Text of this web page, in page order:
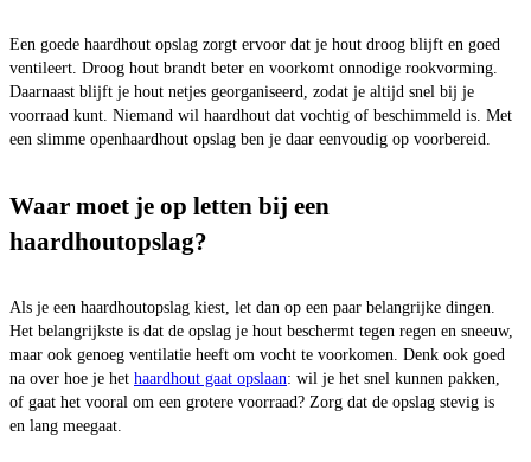
Een goede haardhout opslag zorgt ervoor dat je hout droog blijft en goed
ventileert. Droog hout brandt beter en voorkomt onnodige rookvorming.
Daarnaast blijft je hout netjes georganiseerd, zodat je altijd snel bij je
voorraad kunt. Niemand wil haardhout dat vochtig of beschimmeld is. Met
een slimme openhaardhout opslag ben je daar eenvoudig op voorbereid.
Waar moet je op letten bij een
haardhoutopslag?
Als je een haardhoutopslag kiest, let dan op een paar belangrijke dingen.
Het belangrijkste is dat de opslag je hout beschermt tegen regen en sneeuw,
maar ook genoeg ventilatie heeft om vocht te voorkomen. Denk ook goed
na over hoe je het haardhout gaat opslaan: wil je het snel kunnen pakken,
of gaat het vooral om een grotere voorraad? Zorg dat de opslag stevig is
en lang meegaat.